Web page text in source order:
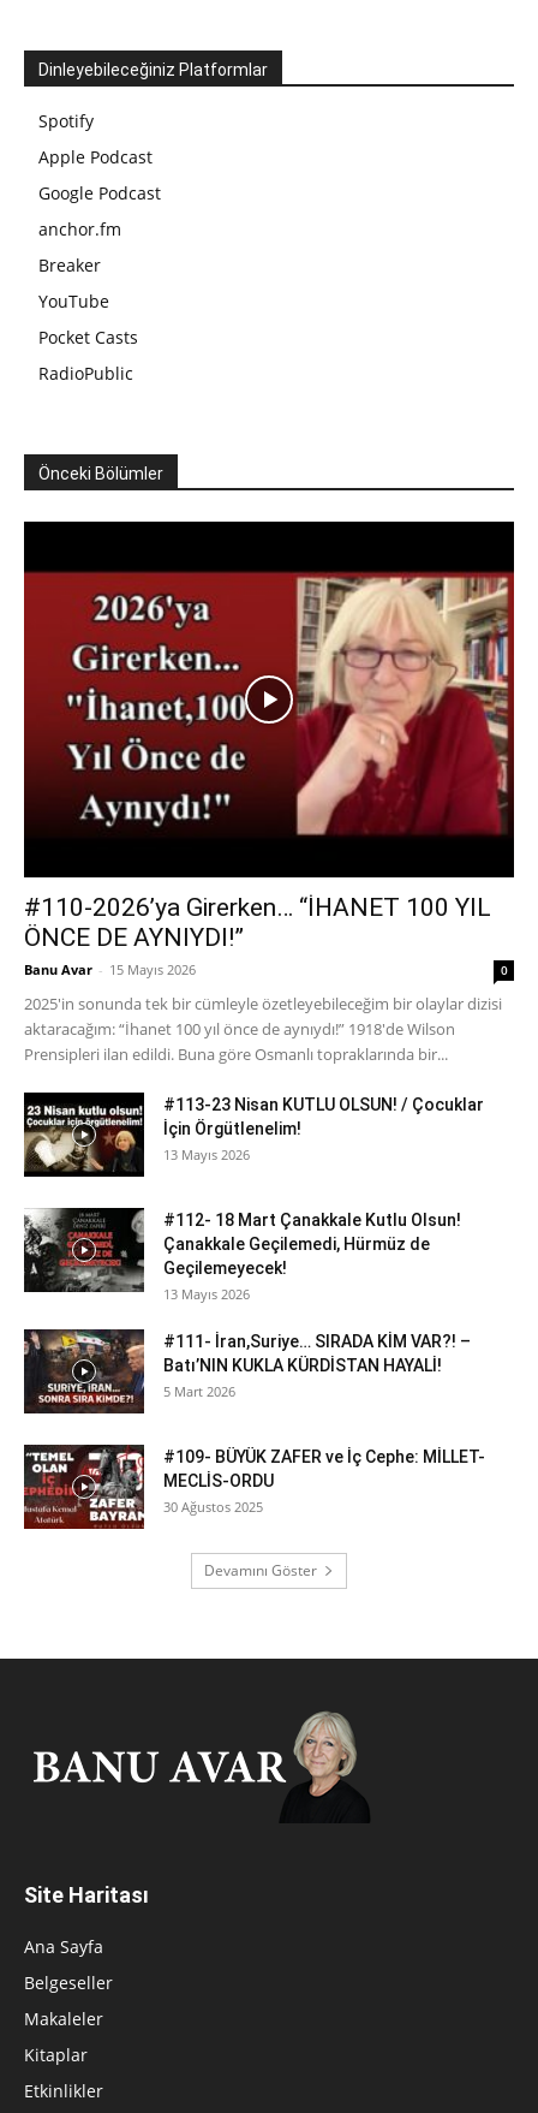
Dinleyebileceğiniz Platformlar
Spotify
Apple Podcast
Google Podcast
anchor.fm
Breaker
YouTube
Pocket Casts
RadioPublic
Önceki Bölümler
#110-2026’ya Girerken… “İHANET 100 YIL
ÖNCE DE AYNIYDI!”
Banu Avar - 15 Mayıs 2026 0
2025'in sonunda tek bir cümleyle özetleyebileceğim bir olaylar dizisi
aktaracağım: “İhanet 100 yıl önce de aynıydı!” 1918'de Wilson
Prensipleri ilan edildi. Buna göre Osmanlı topraklarında bir...
#113-23 Nisan KUTLU OLSUN! / Çocuklar
İçin Örgütlenelim!
13 Mayıs 2026
#112- 18 Mart Çanakkale Kutlu Olsun!
Çanakkale Geçilemedi, Hürmüz de
Geçilemeyecek!
13 Mayıs 2026
#111- İran,Suriye… SIRADA KİM VAR?! –
Batı’NIN KUKLA KÜRDİSTAN HAYALİ!
5 Mart 2026
#109- BÜYÜK ZAFER ve İç Cephe: MİLLET-
MECLİS-ORDU
30 Ağustos 2025
Devamını Göster
Site Haritası
Ana Sayfa
Belgeseller
Makaleler
Kitaplar
Etkinlikler